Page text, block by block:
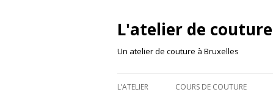
L'atelier de couture
Un atelier de couture à Bruxelles
L’ATELIER COURS DE COUTURE